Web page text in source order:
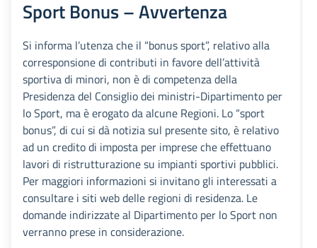
Sport Bonus – Avvertenza
Si informa l’utenza che il “bonus sport”, relativo alla
corresponsione di contributi in favore dell’attività
sportiva di minori, non è di competenza della
Presidenza del Consiglio dei ministri-Dipartimento per
lo Sport, ma è erogato da alcune Regioni. Lo “sport
bonus”, di cui si dà notizia sul presente sito, è relativo
ad un credito di imposta per imprese che effettuano
lavori di ristrutturazione su impianti sportivi pubblici.
Per maggiori informazioni si invitano gli interessati a
consultare i siti web delle regioni di residenza. Le
domande indirizzate al Dipartimento per lo Sport non
verranno prese in considerazione.